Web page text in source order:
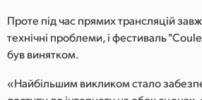
Проте під час прямих трансляцій
технічні проблеми, і фестиваль
був винятком.
«Найбільшим викликом стало